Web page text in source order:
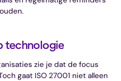
technologie
zie je dat de focus
gaat ISO 27001 niet alleen